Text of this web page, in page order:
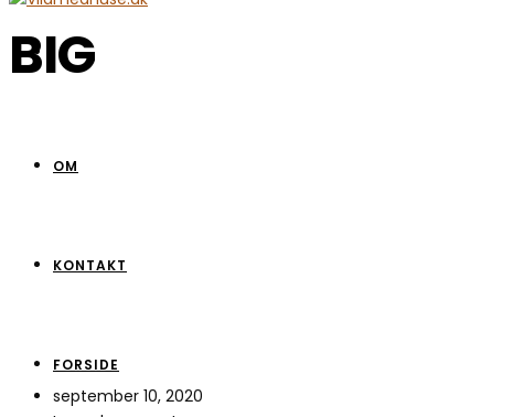
OM
KONTAKT
FORSIDE
BIG
september 10, 2020